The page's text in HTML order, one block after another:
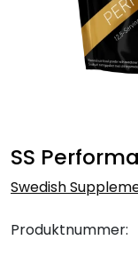
SS
Swedish
Produktnummer: